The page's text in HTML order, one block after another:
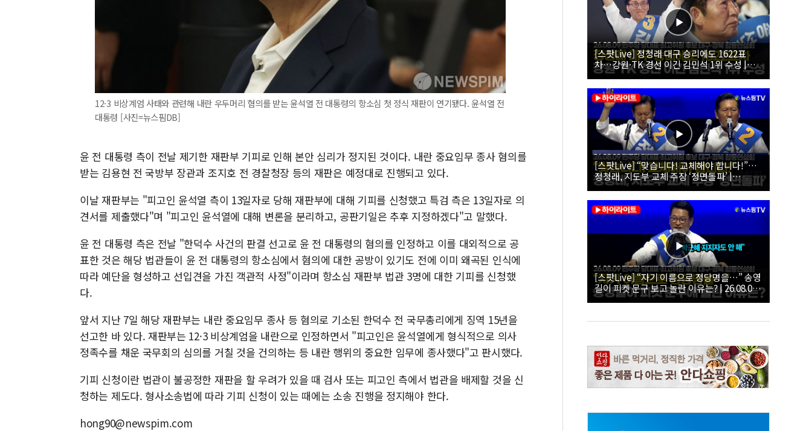
12·3 비상계엄 사태와 관련해 내란 우두머리 혐의를 받는 윤석열 전 대통령의 항소심 첫 정식 재판이 연기됐다. 윤석열 전
대통령 [사진=뉴스핌DB]
윤 전 대통령 측이 전날 제기한 재판부 기피로 인해 본안 심리가 정지된 것이다. 내란 중요임무 종사 혐의를
받는 김용현 전 국방부 장관과 조지호 전 경찰청장 등의 재판은 예정대로 진행되고 있다.
이날 재판부는 "피고인 윤석열 측이 13일자로 당해 재판부에 대해 기피를 신청했고 특검 측은 13일자로 의
견서를 제출했다"며 "피고인 윤석열에 대해 변론을 분리하고, 공판기일은 추후 지정하겠다"고 말했다.
윤 전 대통령 측은 전날 "한덕수 사건의 판결 선고로 윤 전 대통령의 혐의를 인정하고 이를 대외적으로 공
표한 것은 해당 법관들이 윤 전 대통령의 항소심에서 혐의에 대한 공방이 있기도 전에 이미 왜곡된 인식에
따라 예단을 형성하고 선입견을 가진 객관적 사정"이라며 항소심 재판부 법관 3명에 대한 기피를 신청했
다.
앞서 지난 7일 해당 재판부는 내란 중요임무 종사 등 혐의로 기소된 한덕수 전 국무총리에게 징역 15년을
선고한 바 있다. 재판부는 12·3 비상계엄을 내란으로 인정하면서 "피고인은 윤석열에게 형식적으로 의사
정족수를 채운 국무회의 심의를 거칠 것을 건의하는 등 내란 행위의 중요한 임무에 종사했다"고 판시했다.
기피 신청이란 법관이 불공정한 재판을 할 우려가 있을 때 검사 또는 피고인 측에서 법관을 배제할 것을 신
청하는 제도다. 형사소송법에 따라 기피 신청이 있는 때에는 소송 진행을 정지해야 한다.
hong90@newspim.com
[스팟Live] 정청래 대구 승리에도 1622표
차…강원·TK 경선 이긴 김민석 1위 수성 |
26.08.09 더불어민주당 당대표·최고위원 후
보 대구·경북 합동연설회
[스팟Live] “맞습니다! 교체해야 합니다!”…
정청래, 지도부 교체 주장 ‘정면돌파’ |
26.08.09 더불어민주당 당대표·최고위원 후
보 대구·경북 합동연설회
[스팟Live] “자기 이름으로 정당명을…” 송영
길이 피켓 문구 보고 놀란 이유는? | 26.08.09
더불어민주당 당대표·최고위원 후보 대구·경